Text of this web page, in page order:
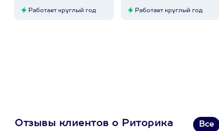
Работает круглый год Работает круглый год
Отзывы клиентов о Риторика
Все